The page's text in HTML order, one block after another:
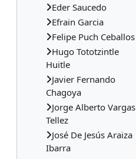
Eder Saucedo
Efrain Garcia
Felipe Puch Ceballos
Hugo Tototzintle
Huitle
Javier Fernando
Chagoya
Jorge Alberto Vargas
Tellez
José De Jesús Araiza
Ibarra